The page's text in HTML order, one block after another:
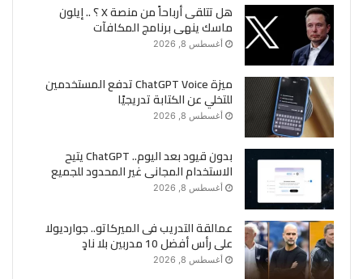
هل تتلقى أرباحاً من منصة X ؟ .. إيلون
ماسك ينهى برنامج المكافآت
أغسطس 8, 2026
ميزة ChatGPT Voice تدفع المستخدمين
للتخلي عن الكتابة تدريجيًا
أغسطس 8, 2026
بدون قيود بعد اليوم.. ChatGPT يتيح
الاستخدام المجانى غير المحدود للجميع
أغسطس 8, 2026
عمالقة التدريب فى الميركاتو.. جوارديولا
على رأس أفضل 10 مدربين بلا نادٍ
أغسطس 8, 2026